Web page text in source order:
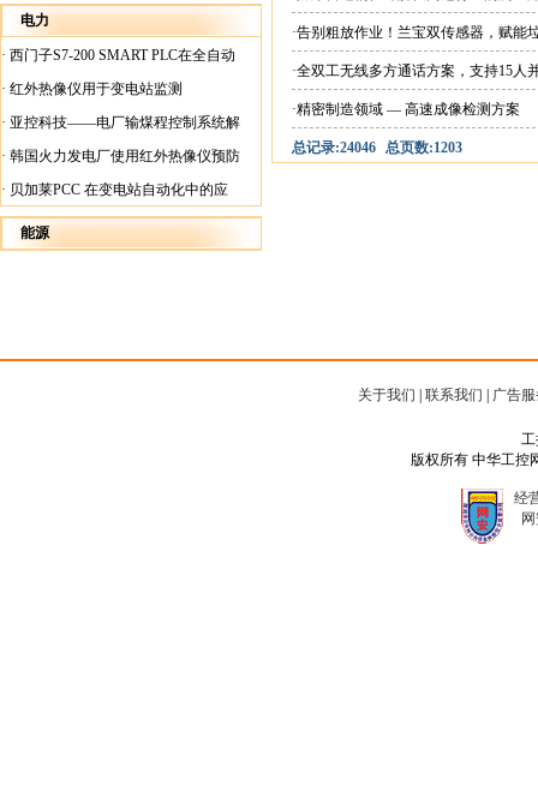
楼设备中的应用
电力
· 西门子S7-200 SMART PLC在全自动
蓄电池短路内阻检测机上的应用
· 红外热像仪用于变电站监测
· 亚控科技——电厂输煤程控制系统解
决方案
· 韩国火力发电厂使用红外热像仪预防
火灾
· 贝加莱PCC 在变电站自动化中的应
用
能源
·告别粗放作业！兰宝双传感器，赋能
·全双工无线多方通话方案，支持15人
·精密制造领域 — 高速成像检测方案
总记录:24046 总页数:1203
关于我们 联系我们 广告
工
版权所有 中华工控
经